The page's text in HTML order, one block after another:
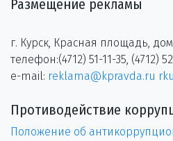
Размещение рекламы
г. Курск, Красная площадь,
телефон:(4712) 51-11-35, (4712)
e-mail: reklama@kpravda.ru
Противодействие
Положение об